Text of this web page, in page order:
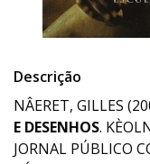
Descrição
NÂERET, GILLES
E DESENHOS.
JORNAL PÚBLICO